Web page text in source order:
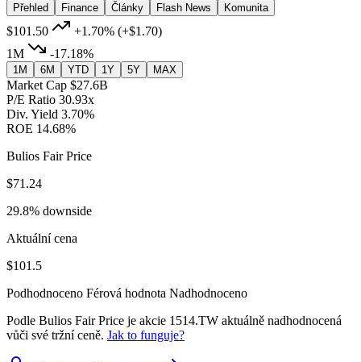
Přehled
Finance Články Flash News Komunita
$101.50 +1.70% (+$1.70)
1M
-17.18%
1M 6M YTD 1Y 5Y MAX
Market Cap $27.6B
P/E Ratio 30.93x
Div. Yield 3.70%
ROE 14.68%
Bulios Fair Price
$71.24
29.8% downside
Aktuální cena
$101.5
Podhodnoceno Férová hodnota Nadhodnoceno
Podle Bulios Fair Price je akcie 1514.TW aktuálně nadhodnocená
vůči své tržní ceně. Jak to funguje?